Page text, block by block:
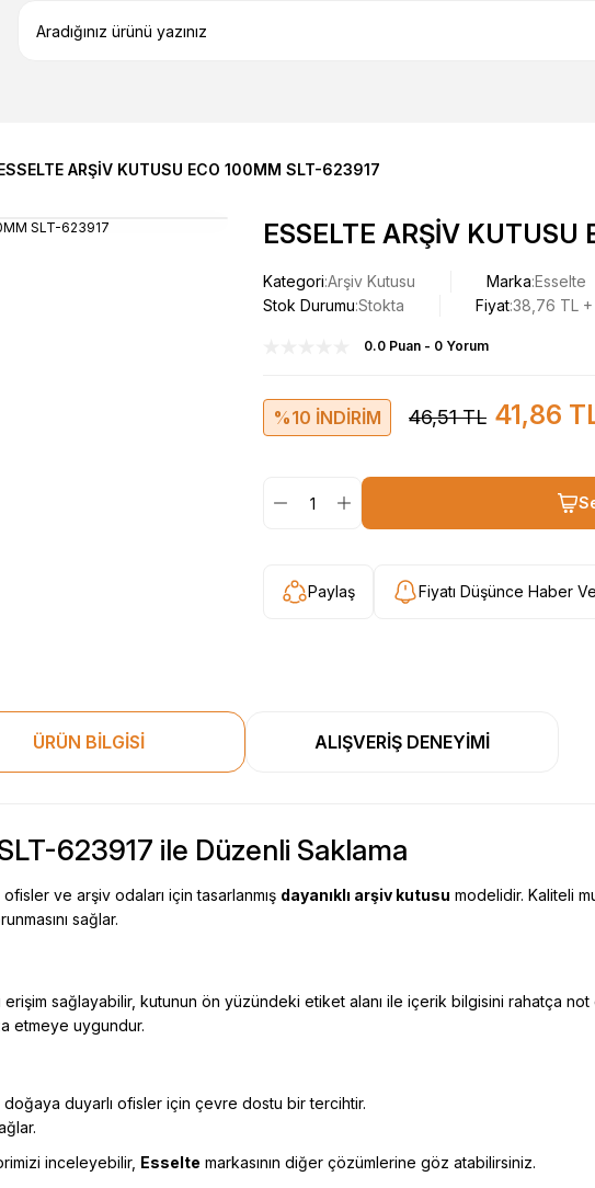
ARŞİV KUTUSU ECO 100MM SLT-623917
ESSELTE ARŞİV
Kategori Arşiv Kutusu Marka Esselte
Stok Durumu Stokta Fiyat38,76 TL +
0.0 Puan - 0 Yorum
%10 İNDİRİM 46,51 TL 41,86
Paylaş Fiyatı Düşünce Haber
ÜRÜN BİLGİSİ ALIŞVERİŞ DENEYİMİ
623917 ile Düzenli Saklama
ve arşiv odaları için tasarlanmış dayanıklı arşiv kutusu modelidir. Kaliteli
sağlar.
sağlayabilir, kutunun ön yüzündeki etiket alanı ile içerik bilgisini rahatça not
etmeye uygundur.
duyarlı ofisler için çevre dostu bir tercihtir.
inceleyebilir, Esselte markasının diğer çözümlerine göz atabilirsiniz.